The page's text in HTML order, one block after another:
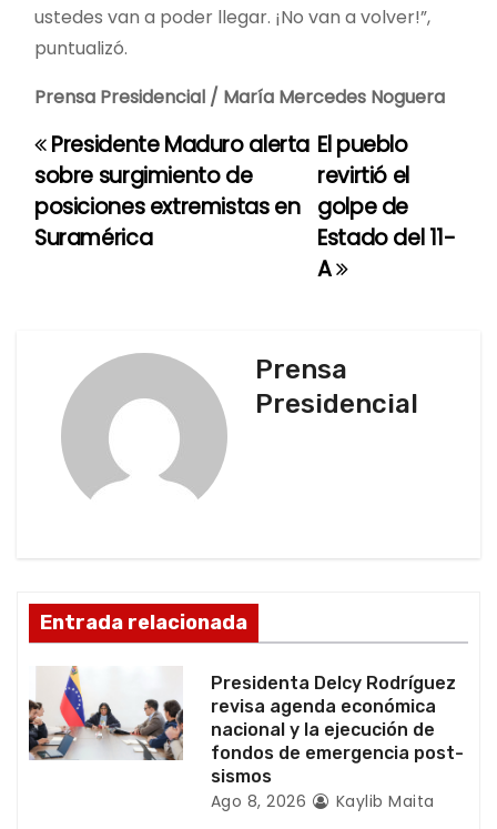
ustedes van a poder llegar. ¡No van a volver!”,
puntualizó.
Prensa Presidencial / María Mercedes Noguera
N
a
v
d
e
e
n
El pueblo
revirtió el
golpe de
Estado del 11-
A
Presidente Maduro alerta
sobre surgimiento de
posiciones extremistas en
Suramérica
Prensa
Presidencial
Entrada relacionada
Presidenta Delcy Rodríguez
revisa agenda económica
nacional y la ejecución de
fondos de emergencia post-
sismos
Ago 8, 2026 Kaylib Maita